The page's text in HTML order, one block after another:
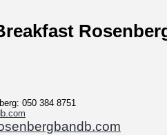
050 384 8751